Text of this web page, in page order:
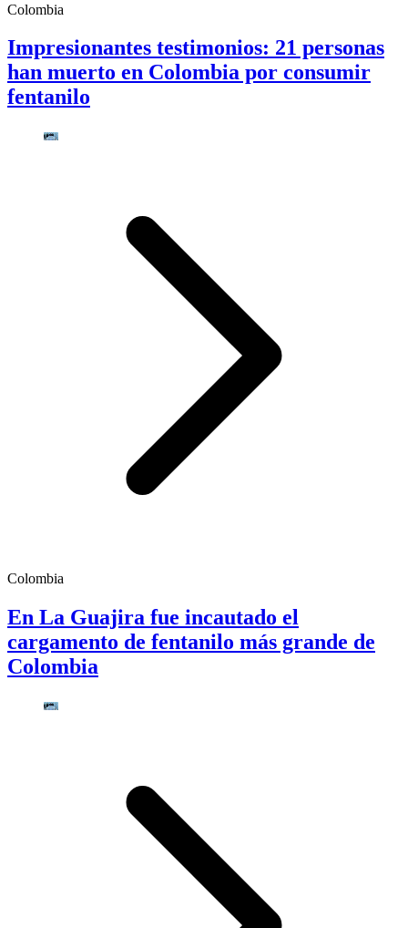
Colombia
Impresionantes testimonios: 21 personas
han muerto en Colombia por consumir
fentanilo
Colombia
En La Guajira fue incautado el
cargamento de fentanilo más grande de
Colombia